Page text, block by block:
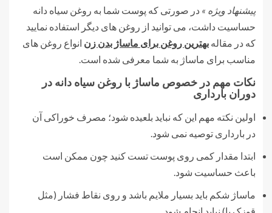
پیشنهاد ویژه » در صورتی که پوست شما به روغن سیاه دانه
حساسیت داشت، می توانید از روغن های دیگر استفاده نمایید
که در مقاله بهترین روغن برای ماساژ بدن زن انواع روغن های
مناسب برای ماساژ به شما معرفی شده است.
نکات مهم در خصوص ماساژ با روغن سیاه دانه در
دوران بارداری
اولین نکته مهم این که نباید بلعیده شود؛ مصرف خوراکی آن
در بارداری توصیه نمی شود.
ابتدا مقدار کمی روی پوست تست کنید چون ممکن است
باعث حساسیت شود.
ماساژ شکم باید بسیار ملایم باشد و روی نقاط فشار (مثل